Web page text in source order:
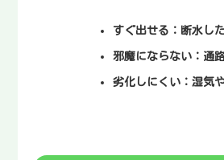
すぐ出せる ：断水し
邪魔にならない ：通
劣化しにくい ：湿気